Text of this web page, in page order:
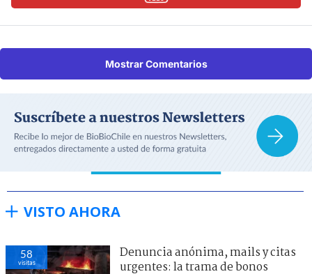
Mostrar Comentarios
VISTO AHORA
58
visitas
Denuncia anónima, mails y citas
urgentes: la trama de bonos